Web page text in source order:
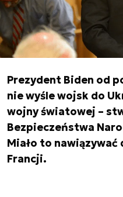
Prezydent Biden od
nie wyśle wojsk do
wojny światowej –
Bezpieczeństwa
Miało to
Francji.